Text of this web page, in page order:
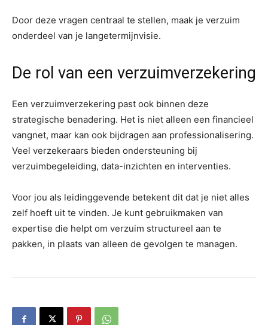
Door deze vragen centraal te stellen, maak je verzuim
onderdeel van je langetermijnvisie.
De rol van een verzuimverzekering
Een verzuimverzekering past ook binnen deze
strategische benadering. Het is niet alleen een financieel
vangnet, maar kan ook bijdragen aan professionalisering.
Veel verzekeraars bieden ondersteuning bij
verzuimbegeleiding, data-inzichten en interventies.
Voor jou als leidinggevende betekent dit dat je niet alles
zelf hoeft uit te vinden. Je kunt gebruikmaken van
expertise die helpt om verzuim structureel aan te
pakken, in plaats van alleen de gevolgen te managen.